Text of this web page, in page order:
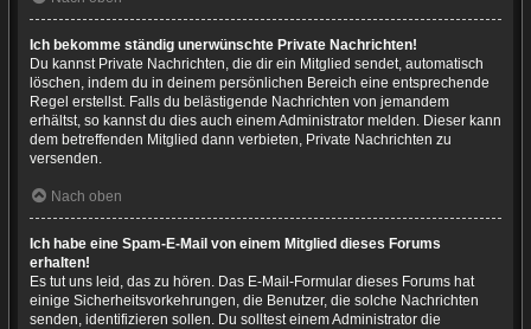
Ich bekomme ständig unerwünschte Private Nachrichten!
Du kannst Private Nachrichten, die dir ein Mitglied sendet, automatisch
löschen, indem du in deinem persönlichen Bereich eine entsprechende
Regel erstellst. Falls du belästigende Nachrichten von jemandem
erhältst, so kannst du dies auch einem Administrator melden. Dieser kann
dem betreffenden Mitglied dann verbieten, Private Nachrichten zu
versenden.
Nach oben
Ich habe eine Spam-E-Mail von einem Mitglied dieses Forums
erhalten!
Es tut uns leid, das zu hören. Das E-Mail-Formular dieses Forums hat
einige Sicherheitsvorkehrungen, die Benutzer, die solche Nachrichten
senden, identifizieren sollen. Du solltest einem Administrator die